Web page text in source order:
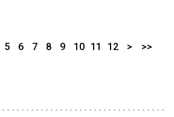
5 6 7 8 9 10 11 12 > >>